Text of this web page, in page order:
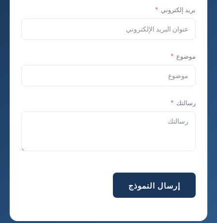
بريد إلكتروني
موضوع
رسالتك
إرسال النموذج